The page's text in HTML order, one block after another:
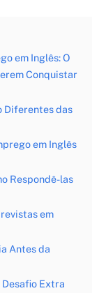
em Inglês: O
Conquistar
Diferentes das
em Inglês
Respondê-las
em
Antes da
Desafio Extra